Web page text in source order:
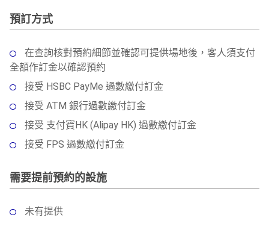
預訂方式
在查詢核對預約細節並確認可提供場地後，客人須支付
全額作訂金以確認預約
接受 HSBC PayMe 過數繳付訂金
接受 ATM 銀行過數繳付訂金
接受 支付寶HK (Alipay HK) 過數繳付訂金
接受 FPS 過數繳付訂金
需要提前預約的設施
未有提供